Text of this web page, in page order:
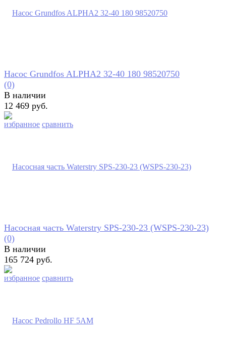
избранное сравнить
Насос Grundfos ALPHA2 32-40 180 98520750
(0)
В наличии
12 469 руб.
избранное сравнить
Насосная часть Waterstry SPS-230-23 (WSPS-230-23)
(0)
В наличии
165 724 руб.